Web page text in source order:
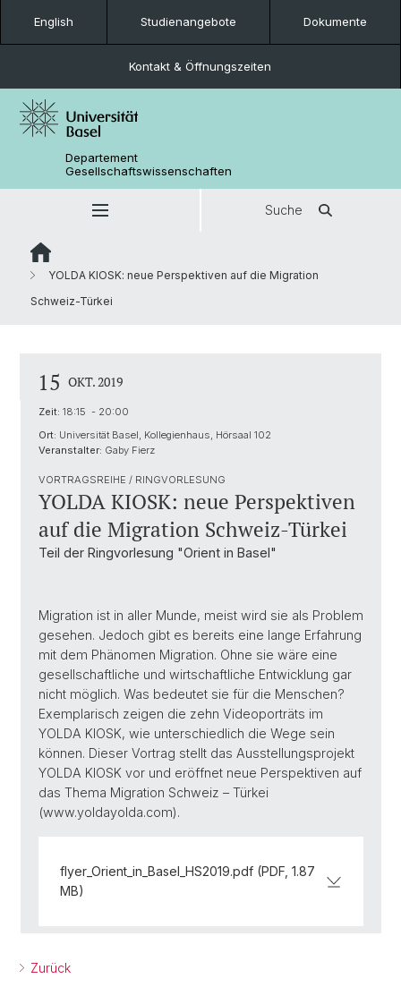
English Studienangebote Dokumente
Kontakt & Öffnungszeiten
Departement
Gesellschaftswissenschaften
Suche
YOLDA KIOSK: neue Perspektiven auf die Migration
Schweiz-Türkei
15 OKT. 2019
Zeit: 18:15 - 20:00
Ort: Universität Basel, Kollegienhaus, Hörsaal 102
Veranstalter: Gaby Fierz
VORTRAGSREIHE / RINGVORLESUNG
YOLDA KIOSK: neue Perspektiven
auf die Migration Schweiz-Türkei
Teil der Ringvorlesung "Orient in Basel"
Migration ist in aller Munde, meist wird sie als Problem
gesehen. Jedoch gibt es bereits eine lange Erfahrung
mit dem Phänomen Migration. Ohne sie wäre eine
gesellschaftliche und wirtschaftliche Entwicklung gar
nicht möglich. Was bedeutet sie für die Menschen?
Exemplarisch zeigen die zehn Videoporträts im
YOLDA KIOSK, wie unterschiedlich die Wege sein
können. Dieser Vortrag stellt das Ausstellungsprojekt
YOLDA KIOSK vor und eröffnet neue Perspektiven auf
das Thema Migration Schweiz – Türkei
(www.yoldayolda.com).
flyer_Orient_in_Basel_HS2019.pdf (PDF, 1.87
MB)
Zurück